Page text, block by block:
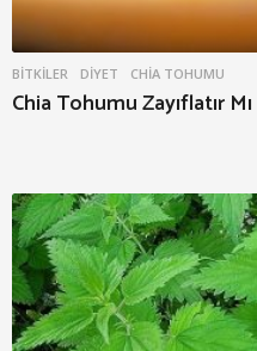
BITKILER ,DIYET CHIA TOHUMU
Chia Tohumu Zayıflatır Mı